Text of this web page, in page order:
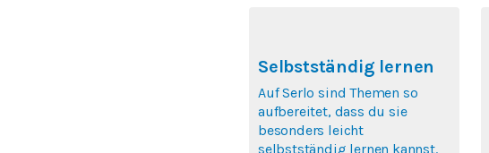
Selbstständig lernen
Auf Serlo sind Themen so
aufbereitet, dass du sie
besonders leicht
selbstständig lernen kannst.